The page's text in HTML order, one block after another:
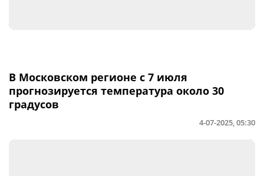
В Московском регионе с 7 июля
прогнозируется температура около 30
градусов
4-07-2025, 05:30